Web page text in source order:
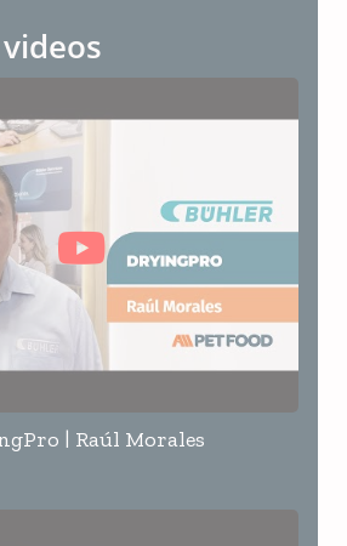
| Raúl Morales